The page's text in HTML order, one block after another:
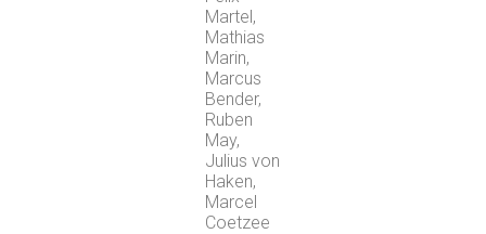
Martel,
Mathias
Marin,
Marcus
Bender,
Ruben
May,
Julius von
Haken,
Marcel
Coetzee